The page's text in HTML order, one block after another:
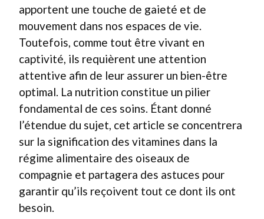
apportent une touche de gaieté et de
mouvement dans nos espaces de vie.
Toutefois, comme tout être vivant en
captivité, ils requièrent une attention
attentive afin de leur assurer un bien-être
optimal. La nutrition constitue un pilier
fondamental de ces soins. Étant donné
l’étendue du sujet, cet article se concentrera
sur la signification des vitamines dans la
régime alimentaire des oiseaux de
compagnie et partagera des astuces pour
garantir qu’ils reçoivent tout ce dont ils ont
besoin.